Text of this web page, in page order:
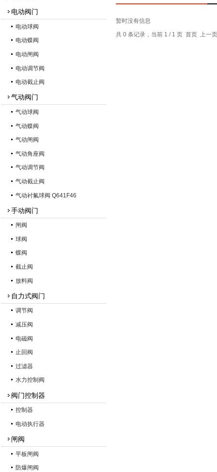
电动阀门
电动球阀
电动蝶阀
电动闸阀
电动调节阀
电动截止阀
气动阀门
气动球阀
气动蝶阀
气动闸阀
气动角座阀
气动调节阀
气动截止阀
气动衬氟球阀 Q641F46
手动阀门
闸阀
球阀
蝶阀
截止阀
放料阀
自力式阀门
调节阀
减压阀
电磁阀
止回阀
过滤器
水力控制阀
阀门控制器
控制器
电动执行器
闸阀
平板闸阀
防爆闸阀
暂时没有信息
共 0 条记录，当前 1 / 1 页 首页 上一